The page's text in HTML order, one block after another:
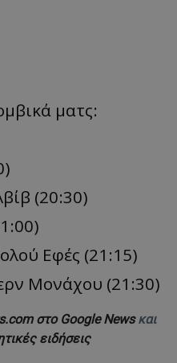
ματς:
(20:30)
Εφές (21:15)
Μονάχου (21:30)
στο Google Newsκαι
ειδήσεις